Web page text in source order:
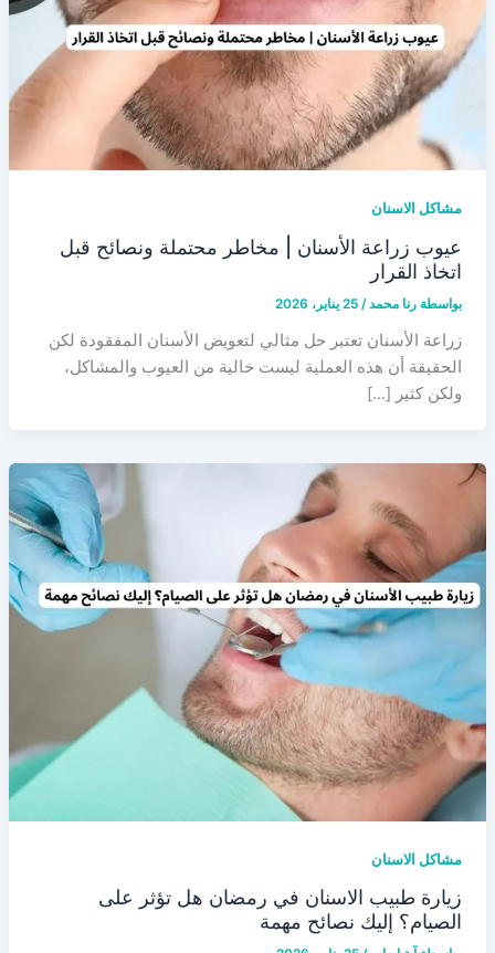
مشاكل الاسنان
عيوب زراعة الأسنان | مخاطر محتملة ونصائح قبل
اتخاذ القرار
بواسطة رنا محمد/ 25 يناير، 2026
زراعة الأسنان تعتبر حل مثالي لتعويض الأسنان المفقودة لكن
الحقيقة أن هذه العملية ليست خالية من العيوب والمشاكل،
ولكن كثير […]
مشاكل الاسنان
زيارة طبيب الاسنان في رمضان هل تؤثر على
الصيام؟ إليك نصائح مهمة